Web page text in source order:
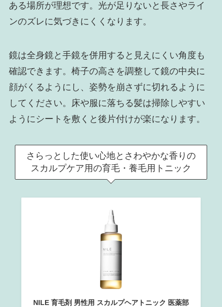
ある場所が理想です。光が足りないと長さやライ
ンのズレに気づきにくくなります。
鏡は全身鏡と手鏡を併用すると見えにくい角度も
確認できます。椅子の高さを調整して鏡の中央に
顔がくるようにし、姿勢を崩さずに切れるように
してください。床や服に落ちる髪は掃除しやすい
ようにシートを敷くと後片付けが楽になります。
さらっとした使い心地とさわやかな香りの
スカルプケア用の育毛・養毛用トニック
NILE 育毛剤 男性用 スカルプヘアトニック 医薬部